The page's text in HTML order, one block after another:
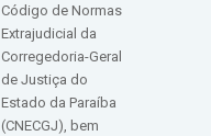
Código de Normas
Extrajudicial da
Corregedoria-Geral
de Justiça do
Estado da Paraíba
(CNECGJ), bem